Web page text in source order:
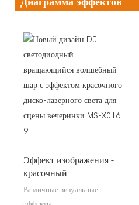
Эффект изображения -
красочный
Различные визуальные